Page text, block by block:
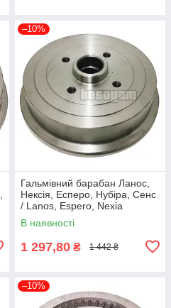
–10%
Гальмівний барабан Ланос,
Нексія, Есперо, Нубіра, Сенс
/ Lanos, Espero, Nexia
(96193771) Sangsin Hi-Q
SD3036
В наявності
1 297,80 ₴ 1 442 ₴
–10%